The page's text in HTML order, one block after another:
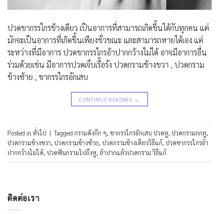
ปวดขากรรไกรข้างเดียว เป็นอาการที่สามารถเกิดขึ้นได้กับทุกคน แต่
มักจะเป็นอาการที่เกิดขึ้นเพียงชั่วขณะ และสามารถหายได้เอง แต่
ระหว่างที่มีอาการ ปวดขากรรไกรอ้าปากกว้างไม่ได้ อาจมีอาการอื่น
ร่วมด้วยเช่น มีอาการปวดเจ็บเรื้อรัง ปวดกรามข้างขวา , ปวดกราม
ข้างซ้าย , ขากรรไกรอักเสบ
CONTINUE READING →
Posted in ทั่วไป | Tagged กรามดังกึก ๆ, ขากรรไกรอักเสบ ปวดหู, ปวดกรามกกหู,
ปวดกรามข้างขวา, ปวดกรามข้างซ้าย, ปวดกรามข้างเดียววิธีแก้, ปวดขากรรไกรอ้า
ปากกว้างไม่ได้, ปวดฟันกรามไปถึงหู, อ้าปากแล้วปวดกราม วิธีแก้
ติดต่อเรา